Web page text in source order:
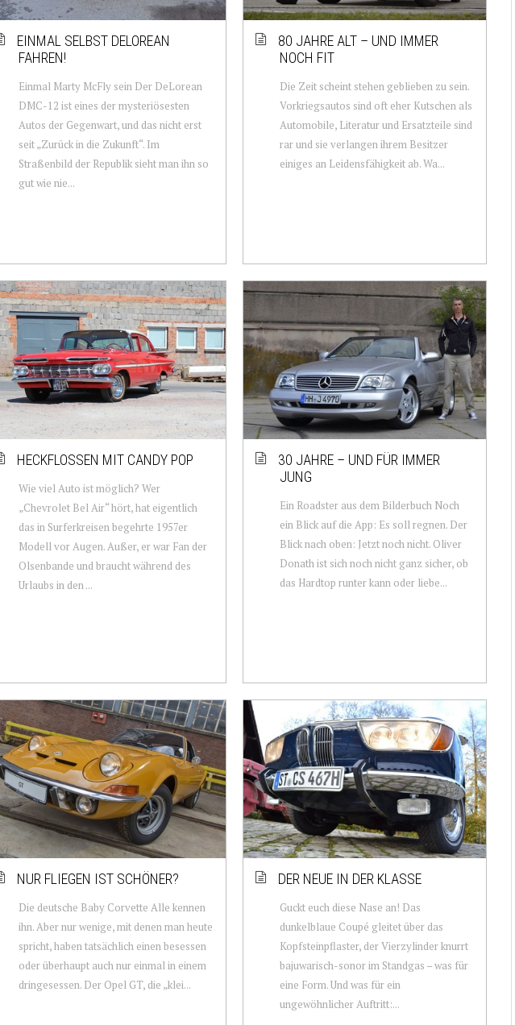
EINMAL SELBST DELOREAN
FAHREN!
Einmal Marty McFly sein Der DeLorean
DMC-12 ist eines der mysteriösesten
Autos der Gegenwart, und das nicht erst
seit „Zurück in die Zukunft“. Im
Straßenbild der Republik sieht man ihn so
gut wie nie...
80 JAHRE ALT – UND IMMER
NOCH FIT
Die Zeit scheint stehen geblieben zu sein.
Vorkriegsautos sind oft eher Kutschen als
Automobile, Literatur und Ersatzteile sind
rar und sie verlangen ihrem Besitzer
einiges an Leidensfähigkeit ab. Wa...
HECKFLOSSEN MIT CANDY POP
Wie viel Auto ist möglich? Wer
„Chevrolet Bel Air“ hört, hat eigentlich
das in Surferkreisen begehrte 1957er
Modell vor Augen. Außer, er war Fan der
Olsenbande und braucht während des
Urlaubs in den ...
30 JAHRE – UND FÜR IMMER
JUNG
Ein Roadster aus dem Bilderbuch Noch
ein Blick auf die App: Es soll regnen. Der
Blick nach oben: Jetzt noch nicht. Oliver
Donath ist sich noch nicht ganz sicher, ob
das Hardtop runter kann oder liebe...
NUR FLIEGEN IST SCHÖNER?
Die deutsche Baby Corvette Alle kennen
ihn. Aber nur wenige, mit denen man heute
spricht, haben tatsächlich einen besessen
oder überhaupt auch nur einmal in einem
dringesessen. Der Opel GT, die „klei...
DER NEUE IN DER KLASSE
Guckt euch diese Nase an! Das
dunkelblaue Coupé gleitet über das
Kopfsteinpflaster, der Vierzylinder knurrt
bajuwarisch-sonor im Standgas – was für
eine Form. Und was für ein
ungewöhnlicher Auftritt:...